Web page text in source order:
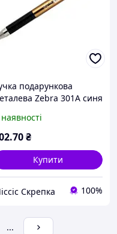
подарункова
Zebra 301А синя
корпус
.70₴
Купити
Скрепка 100%
...